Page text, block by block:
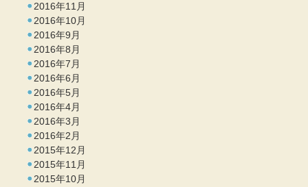
2016年11月
2016年10月
2016年9月
2016年8月
2016年7月
2016年6月
2016年5月
2016年4月
2016年3月
2016年2月
2015年12月
2015年11月
2015年10月